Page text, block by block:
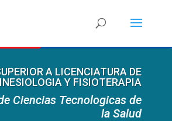
A LICENCIATURA DE
Y FISIOTERAPIA
Ciencias Tecnologicas de
la Salud